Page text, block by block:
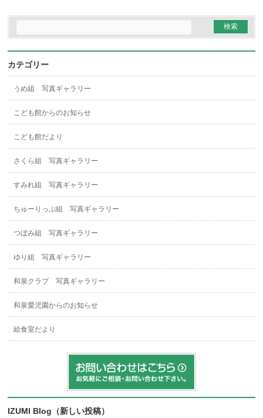
カテゴリー
うめ組 写真ギャラリー
こども館からのお知らせ
こども館だより
さくら組 写真ギャラリー
すみれ組 写真ギャラリー
ちゅーりっぷ組 写真ギャラリー
つぼみ組 写真ギャラリー
ゆり組 写真ギャラリー
和泉クラブ 写真ギャラリー
和泉愛児園からのお知らせ
給食室だより
IZUMI Blog（新しい投稿）